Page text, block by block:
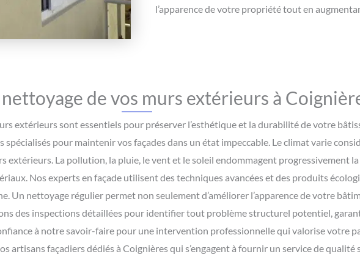
l’apparence de votre propriété tout en
de vos murs extérieurs à
extérieurs sont essentiels pour préserver l’esthétique et la durabilité de votre
pour maintenir vos façades dans un état impeccable. Le climat varie
extérieurs. La pollution, la pluie, le vent et le soleil endommagent progressivement
Nos experts en façade utilisent des techniques avancées et des produits
Un nettoyage régulier permet non seulement d’améliorer l’apparence de votre
des inspections détaillées pour identifier tout problème structurel potentiel,
à notre savoir-faire pour une intervention professionnelle qui valorise votre
artisans façadiers dédiés à Coignières qui s’engagent à fournir un service de qualité